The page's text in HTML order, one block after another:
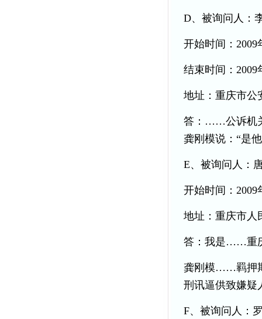
D、被询问人：
开始时间：2009
结束时间：2009
地址：重庆市公
答：……公诉机
龚刚模说：“是
E、被询问人：
开始时间：2009
地址：重庆市人
答：我是……重
龚刚模……羁押
刑讯逼供致嫌疑
F、被询问人：